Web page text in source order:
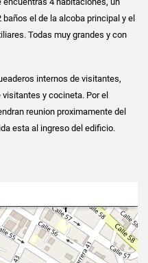
el de la alcoba principal y el
Todas muy grandes y con
internos de visitantes,
y cocineta. Por el
reunion proximamente del
esta al ingreso del edificio.